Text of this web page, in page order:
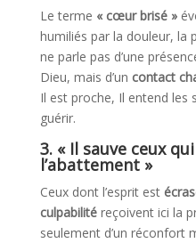
Le terme « cœur brisé »
humiliés par la douleur, la
ne parle pas d’une
Dieu, mais d’un contact
Il est proche, Il entend les
guérir.
3. « Il sauve ceux
l’abattement »
Ceux dont l’esprit est
culpabilitéreçoivent ici la
seulement d’un réconfort